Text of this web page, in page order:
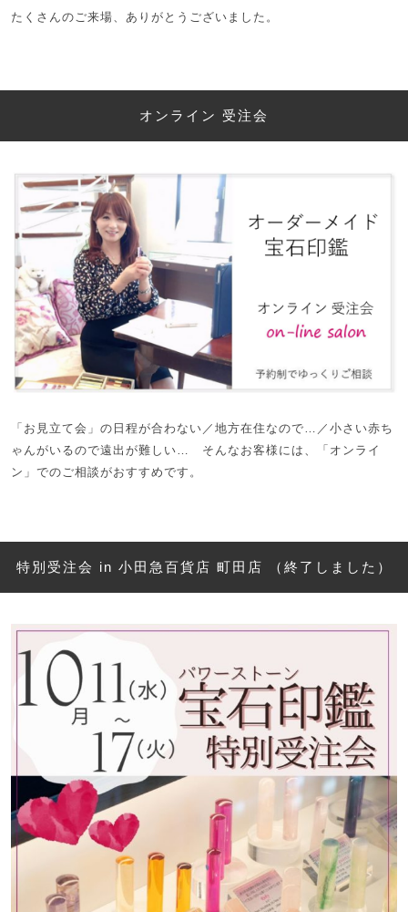
たくさんのご来場、ありがとうございました。
オンライン 受注会
「お見立て会」の日程が合わない／地方在住なので…／小さい赤ち
ゃんがいるので遠出が難しい… そんなお客様には、「オンライ
ン」でのご相談がおすすめです。
特別受注会 in 小田急百貨店 町田店 （終了しました）